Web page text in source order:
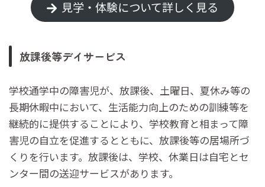
見学・体験について詳しく見る
放課後等デイサービス
学校通学中の障害児が、放課後、土曜日、夏休み等の
長期休暇中において、生活能力向上のための訓練等を
継続的に提供することにより、学校教育と相まって障
害児の自立を促進するとともに、放課後等の居場所づ
くりを行います。放課後は、学校、休業日は自宅とセ
ンター間の送迎サービスがあります。